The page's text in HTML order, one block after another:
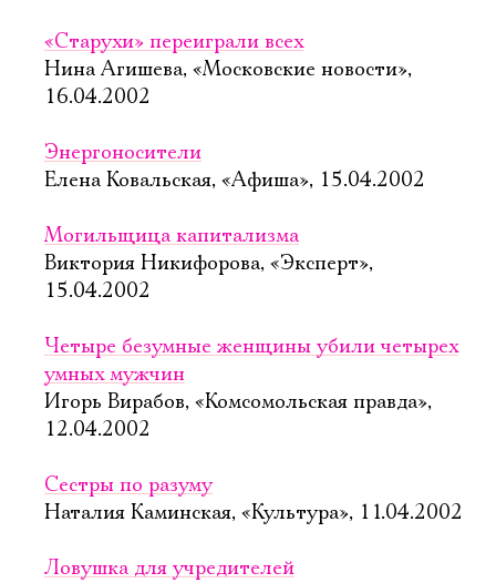
«Старухи» переиграли всех
Нина Агишева, «Московские новости»,
16.04.2002
Энергоносители
Елена Ковальская, «Афиша», 15.04.2002
Могильщица капитализма
Виктория Никифорова, «Эксперт»,
15.04.2002
Четыре безумные женщины убили четырех
умных мужчин
Игорь Вирабов, «Комсомольская правда»,
12.04.2002
Сестры по разуму
Наталия Каминская, «Культура», 11.04.2002
Ловушка для учредителей